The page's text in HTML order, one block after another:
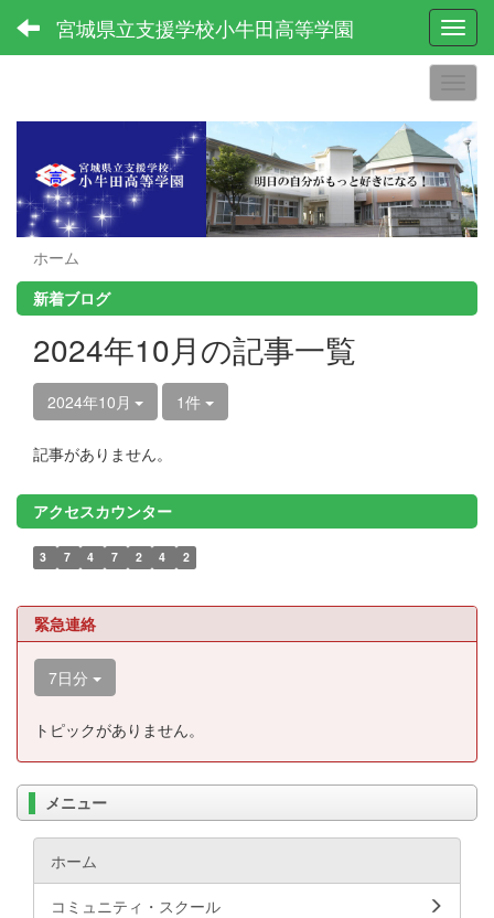
宮城県立支援学校小牛田高等学園
ホーム
新着ブログ
2024年10月の記事一覧
2024年10月 1件
記事がありません。
アクセスカウンター
3 7 4 7 2 4 2
緊急連絡
7日分
トピックがありません。
メニュー
ホーム
コミュニティ・スクール